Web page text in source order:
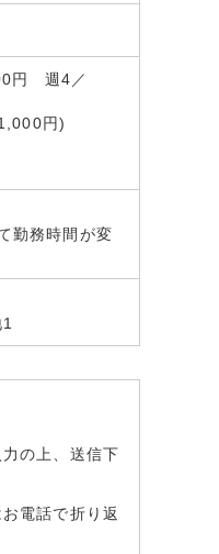
円 週4／
円)
勤務時間が変
の上、送信下
電話で折り返